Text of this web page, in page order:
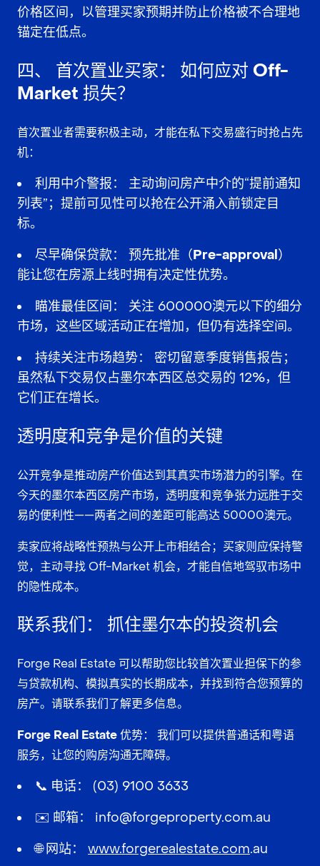
价格区间，以管理买家预期并防止价格被不合理地
锚定在低点。
四、 首次置业买家：
如何应对 Off-
Market 损失？
首次置业者需要积极主动，才能在私下交易盛行时抢占先
机：
利用中介警报：
主动询问房产中介的“提前通知
列表”；提前可见性可以抢在公开涌入前锁定目
标。
尽早确保贷款：
预先批准（Pre-approval）
能让您在房源上线时拥有决定性优势。
瞄准最佳区间：
关注 600000澳元以下的细分
市场，这些区域活动正在增加，但仍有选择空间。
持续关注市场趋势：
密切留意季度销售报告；
虽然私下交易仅占墨尔本西区总交易的 12%，但
它们正在增长。
透明度和竞争是价值的关键
公开竞争是推动房产价值达到其真实市场潜力的引擎。在
今天的墨尔本西区房产市场， 透明度和竞争张力远胜于交
易的便利性——两者之间的差距可能高达 50000澳元。
卖家应将战略性预热与公开上市相结合；买家则应保持警
觉，主动寻找 Off-Market 机会，才能自信地驾驭市场中
的隐性成本。
联系我们： 抓住墨尔本的投资机会
Forge Real Estate 可以帮助您比较首次置业担保下的参
与贷款机构、模拟真实的长期成本，并找到符合您预算的
房产。请联系我们了解更多信息。
Forge Real Estate 优势： 我们可以提供普通话和粤语
服务，让您的购房沟通无障碍。
📞 电话：
(03) 9100 3633
✉️ 邮箱：
info@forgeproperty.com.au
🌐 网站：
www.forgerealestate.com.au